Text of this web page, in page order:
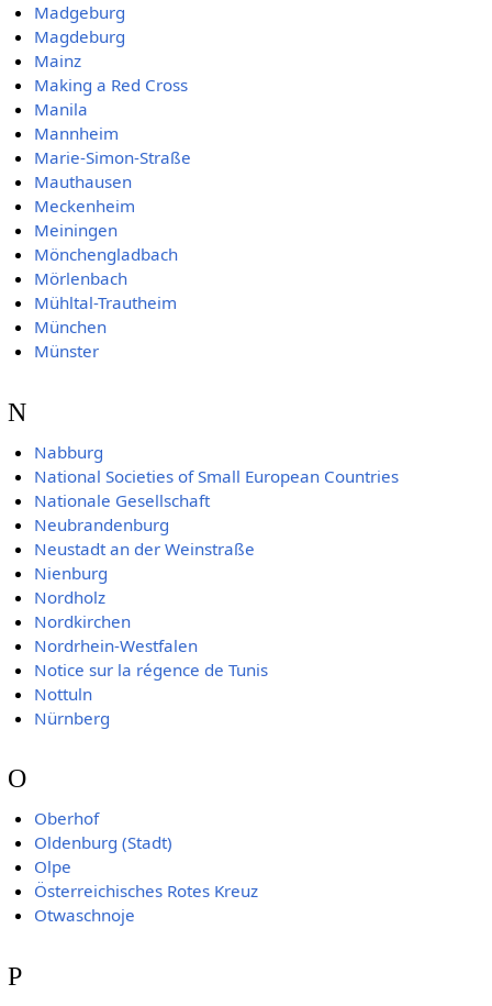
Madgeburg
Magdeburg
Mainz
Making a Red Cross
Manila
Mannheim
Marie-Simon-Straße
Mauthausen
Meckenheim
Meiningen
Mönchengladbach
Mörlenbach
Mühltal-Trautheim
München
Münster
N
Nabburg
National Societies of Small European Countries
Nationale Gesellschaft
Neubrandenburg
Neustadt an der Weinstraße
Nienburg
Nordholz
Nordkirchen
Nordrhein-Westfalen
Notice sur la régence de Tunis
Nottuln
Nürnberg
O
Oberhof
Oldenburg (Stadt)
Olpe
Österreichisches Rotes Kreuz
Otwaschnoje
P